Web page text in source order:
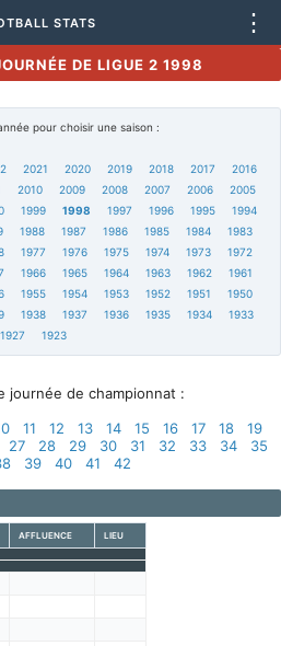
STATS ⋮
DE LIGUE 2 1998
pour choisir une saison :
2021 2020 2019 2018 2017
2016
2010 2009 2008 2007 2006
2005
1999 1998 1997 1996 1995
1994
1988 1987 1986 1985 1984
1983
1977 1976 1975 1974 1973
1972
1966 1965 1964 1963 1962
1961
1955 1954 1953 1952 1951
1950
1938 1937 1936 1935 1934
1933
1927
1923
journée de championnat :
11 12 13 14 15 16 17 18
19
27 28 29 30 31 32 33 34
35
39 40 41 42
AFFLUENCE LIEU